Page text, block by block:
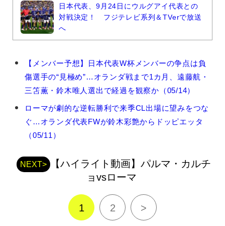
日本代表、9月24日にウルグアイ代表との
対戦決定！ フジテレビ系列＆TVerで放送
へ
鈴
関
【メンバー予想】日本代表W杯メンバーの争点は負
傷選手の“見極め”…オランダ戦まで1カ月、遠藤航・
三笘薫・鈴木唯人選出で経過を観察か（05/14）
ローマが劇的な逆転勝利で来季CL出場に望みをつな
ぐ…オランダ代表FWが鈴木彩艶からドッピエッタ
（05/11）
NEXT>
【ハイライト動画】パルマ・カルチ
ョvsローマ
1 2 >